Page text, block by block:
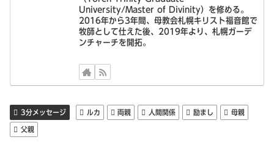
University/Master of Divinity）を修める。
2016年から3年間、母教会札幌キリスト福音館で
牧師として仕えた後、2019年より、札幌ガーデ
ンチャーチを開拓。
3分メッセージ ルカ 両親 人間関係 励まし 母親
父親